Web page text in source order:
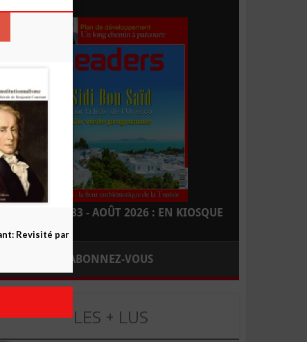
LEADERS N° 183 - AOÛT 2026 : EN KIOSQUE
ABONNEZ-VOUS
LES + LUS
Revisité par